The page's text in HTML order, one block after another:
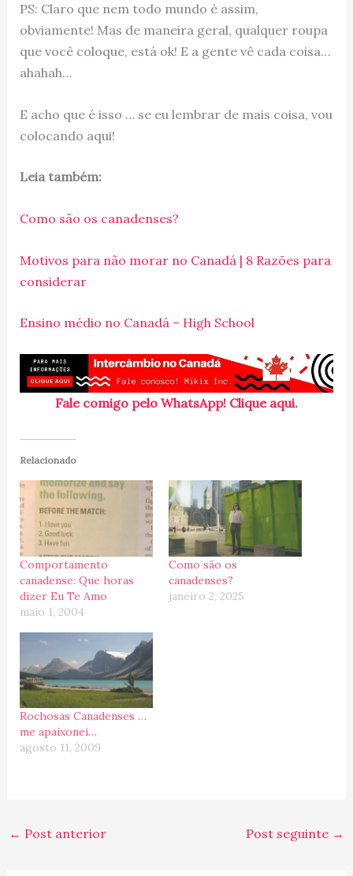
PS: Claro que nem todo mundo é assim,
obviamente! Mas de maneira geral, qualquer roupa
que você coloque, está ok! E a gente vê cada coisa…
ahahah…
E acho que é isso … se eu lembrar de mais coisa, vou
colocando aqui!
Leia também:
Como são os canadenses?
Motivos para não morar no Canadá | 8 Razões para
considerar
Ensino médio no Canadá – High School
Fale comigo pelo WhatsApp! Clique aqui.
Relacionado
Comportamento
canadense: Que horas
dizer Eu Te Amo
maio 1, 2004
Como são os
canadenses?
janeiro 2, 2025
Rochosas Canadenses …
me apaixonei…
agosto 11, 2009
← Post anterior Post seguinte →